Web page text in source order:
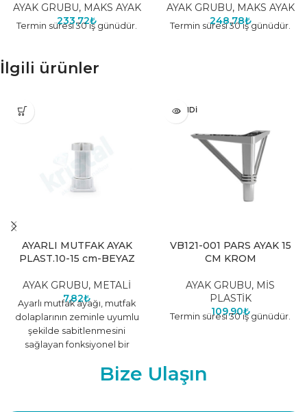
AYAK GRUBU, MAKS AYAK
233,72₺
Termin süresi 30 iş günüdür.
AYAK GRUBU, MAKS AYAK
248,78₺
Termin süresi 30 iş günüdür.
İlgili ürünler
AYARLI MUTFAK AYAK
PLAST.10-15 cm-BEYAZ
AYAK GRUBU, METALİ
7,82₺
Ayarlı mutfak ayağı, mutfak
dolaplarının zeminle uyumlu
şekilde sabitlenmesini
sağlayan fonksiyonel bir
Yükseklik ayarı yapılabilen
TÜKENDI
VB121-001 PARS AYAK 15
CM KROM
AYAK GRUBU, MİS
PLASTİK
109,90₺
Termin süresi 30 iş günüdür.
Bize Ulaşın